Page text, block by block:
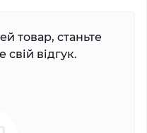
товар, станьте
відгук.